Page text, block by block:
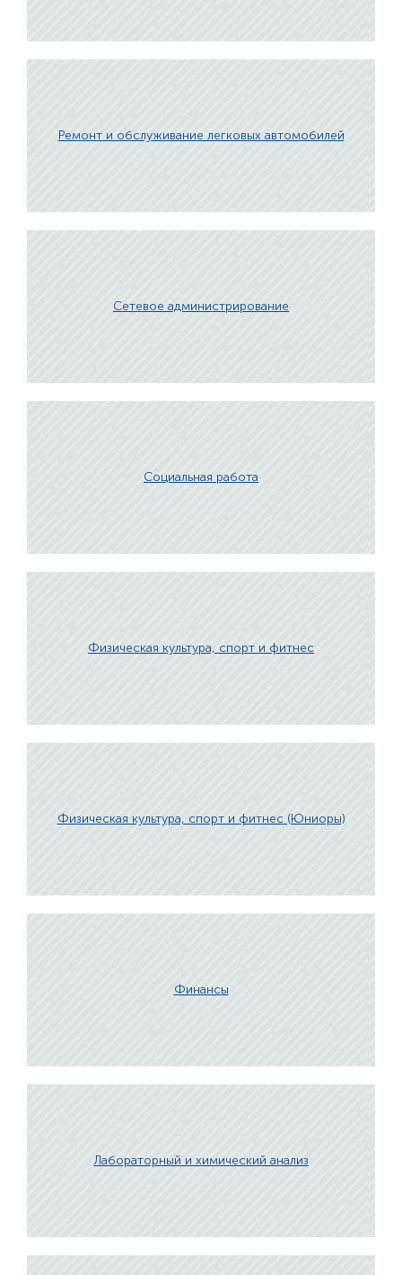
Ремонт и обслуживание легковых автомобилей
Сетевое администрирование
Социальная работа
Физическая культура, спорт и фитнес
Физическая культура, спорт и фитнес (Юниоры)
Финансы
Лабораторный и химический анализ